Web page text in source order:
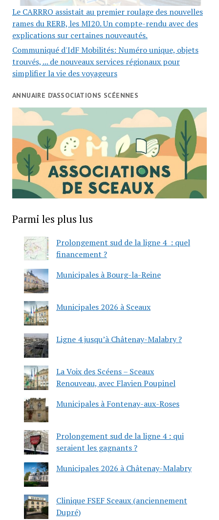
Le CARRRO assistait au premier roulage des nouvelles
rames du RERB, les MI20. Un compte-rendu avec des
explications sur certaines nouveautés.
Communiqué d'IdF Mobilités: Numéro unique, objets
trouvés, ... de nouveaux services régionaux pour
simplifier la vie des voyageurs
ANNUAIRE D’ASSOCIATIONS SCÉENNES
Parmi les plus lus
Prolongement sud de la ligne 4 : quel
financement ?
Municipales à Bourg-la-Reine
Municipales 2026 à Sceaux
Ligne 4 jusqu’à Châtenay-Malabry ?
La Voix des Scéens – Sceaux
Renouveau, avec Flavien Poupinel
Municipales à Fontenay-aux-Roses
Prolongement sud de la ligne 4 : qui
seraient les gagnants ?
Municipales 2026 à Châtenay-Malabry
Clinique FSEF Sceaux (anciennement
Dupré)